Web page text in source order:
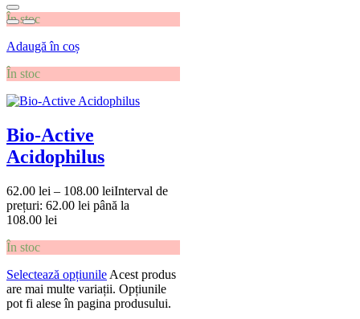
În stoc
Adaugă în coș
În stoc
Bio-Active
Acidophilus
62.00 lei – 108.00 leiInterval de
prețuri: 62.00 lei până la
108.00 lei
În stoc
Selectează opțiunile Acest produs
are mai multe variații. Opțiunile
pot fi alese în pagina produsului.